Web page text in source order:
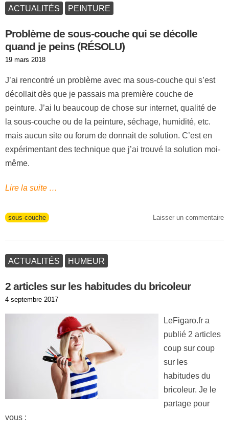
ACTUALITÉS PEINTURE
Problème de sous-couche qui se décolle
quand je peins (RÉSOLU)
Publié
19 mars 2018
J’ai rencontré un problème avec ma sous-couche qui s’est
décollait dès que je passais ma première couche de
peinture. J’ai lu beaucoup de chose sur internet, qualité de
la sous-couche ou de la peinture, séchage, humidité, etc.
mais aucun site ou forum de donnait de solution. C’est en
expérimentant des technique que j’ai trouvé la solution moi-
même.
Lire la suite …
Tags
sous-couche Laisser un commentaire
ACTUALITÉS HUMEUR
2 articles sur les habitudes du bricoleur
Publié
4 septembre 2017
LeFigaro.fr a
publié 2 articles
coup sur coup
sur les
habitudes du
bricoleur. Je le
partage pour
vous :